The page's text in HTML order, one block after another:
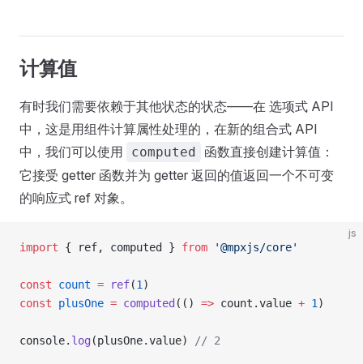
计算值
有时我们需要依赖于其他状态的状态——在 选项式 API
中，这是用组件计算属性处理的，在新的组合式 API
中，我们可以使用
computed
函数直接创建计算值：
它接受 getter 函数并为 getter 返回的值返回一个不可变
的响应式 ref 对象。
js
import { ref, computed } from '@mpxjs/core'
const count = ref(1 )
const plusOne = computed (() => count.value + 1 )
console. log (plusOne.value) // 2